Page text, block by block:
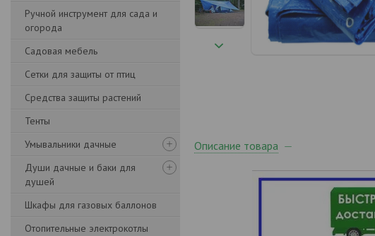
Ручной инструмент для сада и
огорода
Садовая мебель
Сетки для защиты от птиц
Средства защиты растений
Тенты
Умывальники дачные
Души дачные и баки для
душей
Шкафы для газовых баллонов
Отопительные электрокотлы
Описание товара